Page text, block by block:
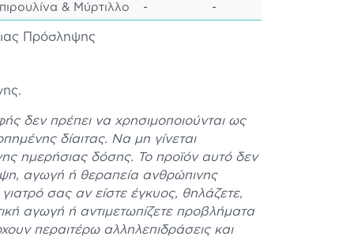
& Μύρτιλλο - -
Πρόσληψης
δεν πρέπει να χρησιμοποιούνται ως
δίαιτας. Να μη γίνεται
ημερήσιας δόσης. Το προϊόν αυτό δεν
αγωγή ή θεραπεία ανθρώπινης
σας αν είστε έγκυος, θηλάζετε,
αγωγή ή αντιμετωπίζετε προβλήματα
περαιτέρω αλληλεπιδράσεις και